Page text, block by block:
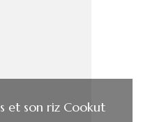
et son riz Cookut